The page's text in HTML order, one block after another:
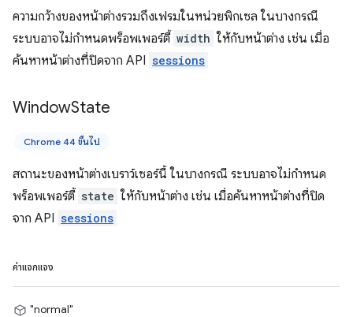
ความกว้างของหน้าต่างรวมถึงเฟรมในหน่วยพิกเซล ในบางกรณี
ระบบอาจไม่กำหนดพร็อพเพอร์ตี้ width ให้กับหน้าต่าง เช่น เมื่อ
ค้นหาหน้าต่างที่ปิดจาก API sessions
WindowState
Chrome 44 ขึ้นไป
สถานะของหน้าต่างเบราว์เซอร์นี้ ในบางกรณี ระบบอาจไม่กำหนด
พร็อพเพอร์ตี้ state ให้กับหน้าต่าง เช่น เมื่อค้นหาหน้าต่างที่ปิด
จาก API sessions
ค่าแจกแจง
"normal"